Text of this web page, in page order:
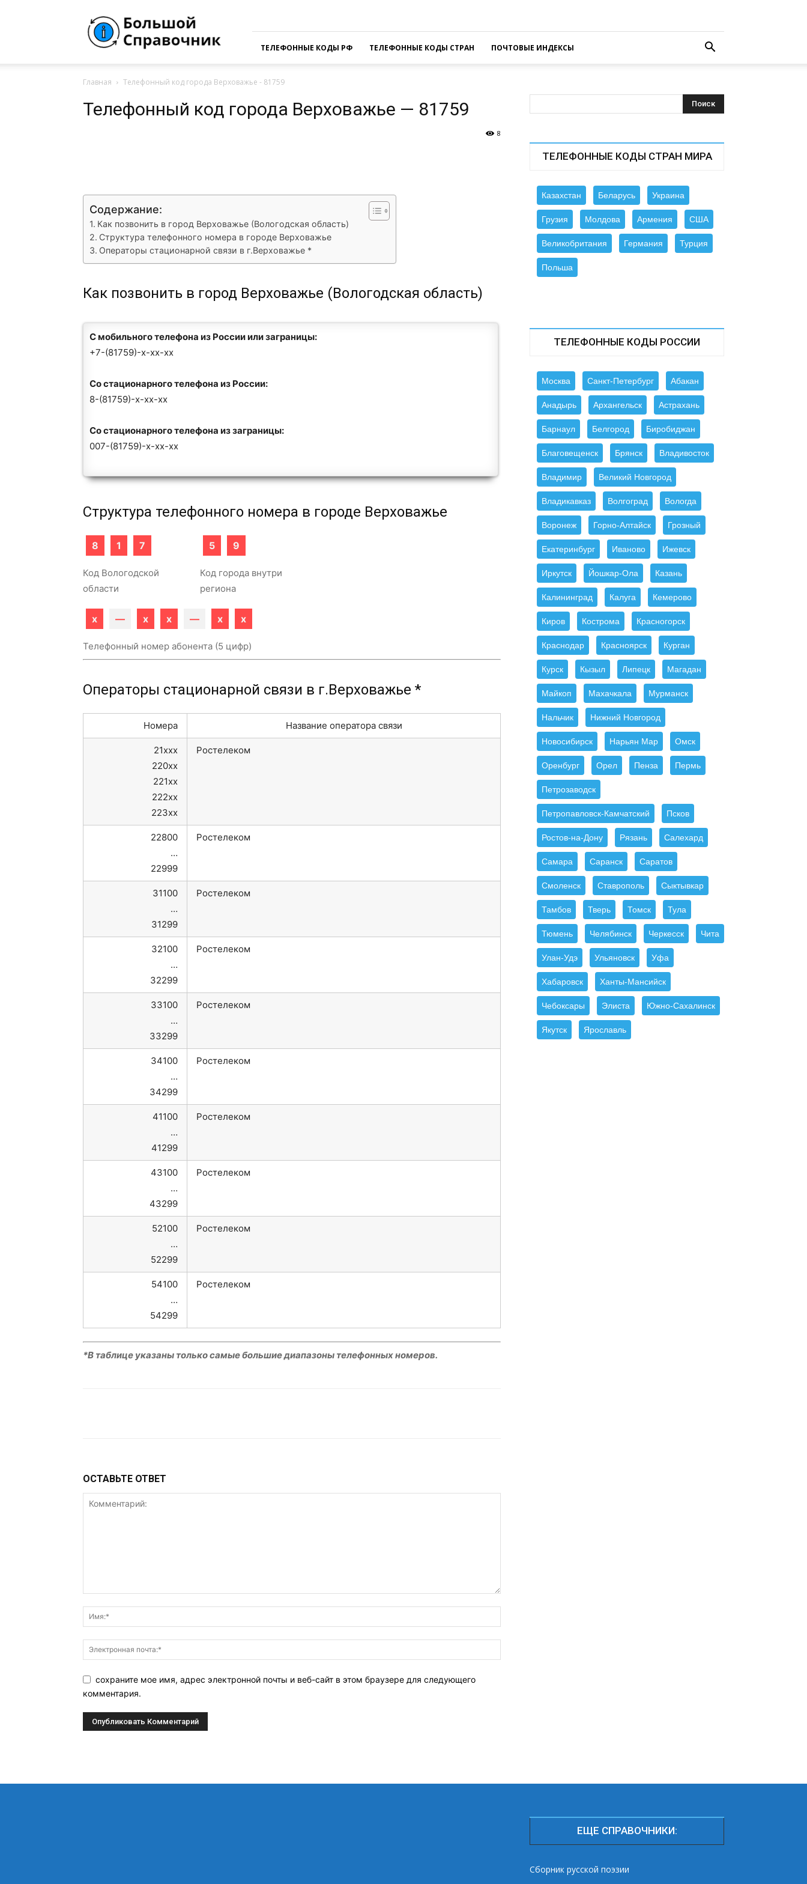
Справочная
России
ТЕЛЕФОННЫЕ КОДЫ РФ
ТЕЛЕФОННЫЕ КОДЫ СТРАН ПОЧТОВЫЕ ИНДЕКСЫ
Главная Телефонный код города Верховажье - 81759
Телефонный код города Верховажье — 81759
8
Содержание:
Как позвонить в город Верховажье (Вологодская область)
Структура телефонного номера в городе Верховажье
Операторы стационарной связи в г.Верховажье *
Как позвонить в город Верховажье (Вологодская область)
С мобильного телефона из России или заграницы:
+7-(81759)-x-xx-xx
Со стационарного телефона из России:
8-(81759)-x-xx-xx
Со стационарного телефона из заграницы:
007-(81759)-x-xx-xx
Структура телефонного номера в городе Верховажье
8 1 7
Код Вологодской
области
5 9
Код города внутри
региона
x — x x — x x
Телефонный номер абонента (5 цифр)
Операторы стационарной связи в г.Верховажье *
Номера Название оператора связи
21xxx
220xx
221xx
222xx
223xx
Ростелеком
22800
…
22999
Ростелеком
31100
…
31299
Ростелеком
32100
…
32299
Ростелеком
33100
…
33299
Ростелеком
34100
…
34299
Ростелеком
41100
…
41299
Ростелеком
43100
…
43299
Ростелеком
52100
…
52299
Ростелеком
54100
…
54299
Ростелеком
*В таблице указаны только самые большие диапазоны телефонных номеров.
ОСТАВЬТЕ ОТВЕТ
сохраните мое имя, адрес электронной почты и веб-сайт в этом браузере для следующего
комментария.
ТЕЛЕФОННЫЕ КОДЫ СТРАН МИРА
Казахстан Беларусь Украина
Грузия Молдова Армения США
Великобритания Германия Турция
Польша
ТЕЛЕФОННЫЕ КОДЫ РОССИИ
Москва Санкт-Петербург Абакан
Анадырь Архангельск Астрахань
Барнаул Белгород Биробиджан
Благовещенск Брянск Владивосток
Владимир Великий Новгород
Владикавказ Волгоград Вологда
Воронеж Горно-Алтайск Грозный
Екатеринбург Иваново Ижевск
Иркутск Йошкар-Ола Казань
Калининград Калуга Кемерово
Киров Кострома Красногорск
Краснодар Красноярск Курган
Курск Кызыл Липецк Магадан
Майкоп Махачкала Мурманск
Нальчик Нижний Новгород
Новосибирск Нарьян Мар Омск
Оренбург Орел Пенза Пермь
Петрозаводск
Петропавловск-Камчатский Псков
Ростов-на-Дону Рязань Салехард
Самара Саранск Саратов
Смоленск Ставрополь Сыктывкар
Тамбов Тверь Томск Тула
Тюмень Челябинск Черкесск Чита
Улан-Удэ Ульяновск Уфа
Хабаровск Ханты-Мансийск
Чебоксары Элиста Южно-Сахалинск
Якутск Ярославль
ЕЩЕ СПРАВОЧНИКИ:
Сборник русской поэзии